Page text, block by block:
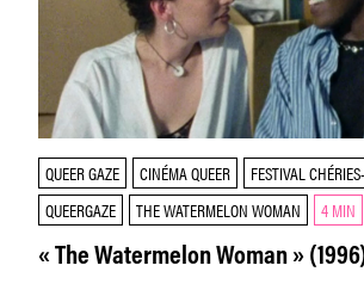
QUEER GAZE CINÉMA QUEER
FESTIVAL
QUEERGAZE
THE WATERMELON WOMAN 4 MIN
« The Watermelon Woman »